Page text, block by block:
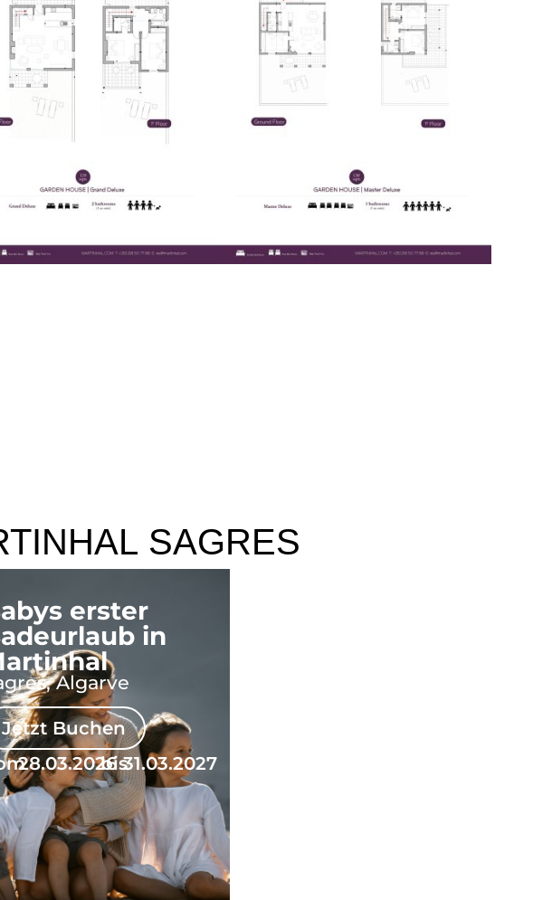
SAGRES
erster
in
Algarve
Jetzt Buchen
28.03.2026
bis31.03.2027